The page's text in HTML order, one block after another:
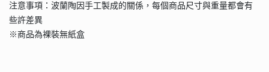
注意事項：波蘭陶因手工製成的關係，每個商品尺寸與重量都會有
些許差異
※商品為裸裝無紙盒